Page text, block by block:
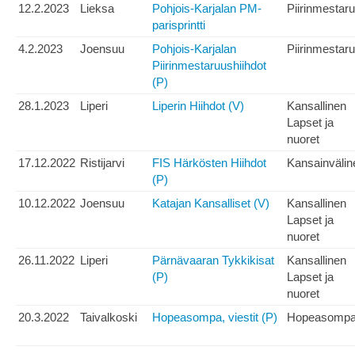
12.2.2023 Lieksa
Pohjois-Karjalan PM-
parisprintti
4.2.2023 Joensuu
Pohjois-Karjalan
Piirinmestaruushiihdot
(P)
28.1.2023 Liperi Liperin Hiihdot (V)
Kansallinen
Lapset ja
nuoret
17.12.2022 Ristijarvi
FIS Härkösten Hiihdot
(P)
10.12.2022 Joensuu Katajan Kansalliset (V)
Kansallinen
Lapset ja
nuoret
26.11.2022 Liperi
Pärnävaaran Tykkikisat
(P)
Kansallinen
Lapset ja
nuoret
20.3.2022
Taivalkoski Hopeasompa, viestit (P)